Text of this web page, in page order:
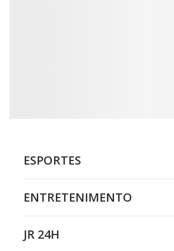
ESPORTES
ENTRETENIMENTO
JR 24H